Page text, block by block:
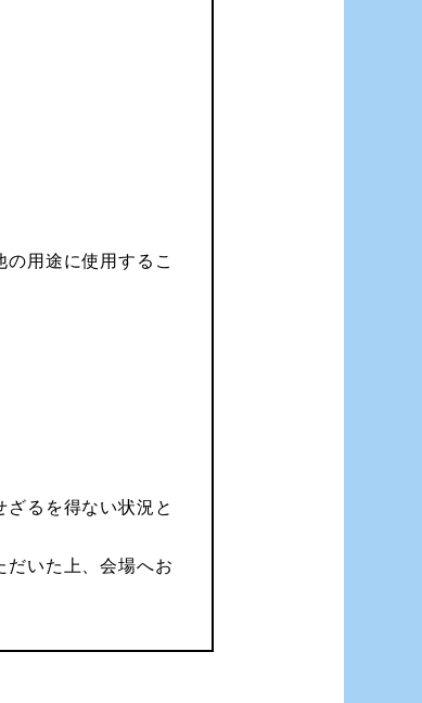
用途に使用するこ
るを得ない状況と
だいた上、会場へお